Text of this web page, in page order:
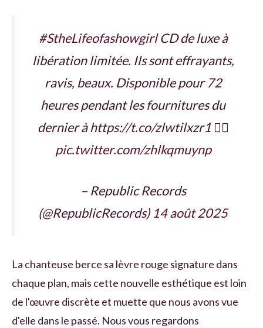
#StheLifeofashowgirlCD de luxe à
libération limitée. Ils sont effrayants,
ravis, beaux. Disponible pour 72
heures pendant les fournitures du
dernier à https://t.co/zlwtilxzr1 ❤️‍🔥
pic.twitter.com/zhlkqmuynp
– Republic Records
(@RepublicRecords)14 août 2025
La chanteuse berce sa lèvre rouge signature dans
chaque plan, mais cette nouvelle esthétique est loin
de l'œuvre discrète et muette que nous avons vue
d'elle dans le passé. Nous vous regardons